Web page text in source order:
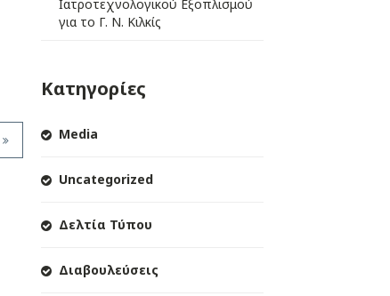
Ιατροτεχνολογικού Εξοπλισμού
για το Γ. Ν. Κιλκίς
Κατηγορίες
Media
Uncategorized
Δελτία Τύπου
Διαβουλεύσεις